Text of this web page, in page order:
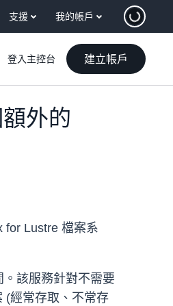
支援 我的帳戶
登入主控台 建立帳戶
外的
for Lustre 檔案系
該服務針對不需要
(經常存取、不常存